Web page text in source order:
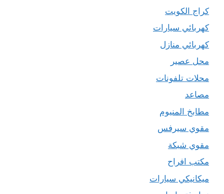
كراج الكويت
كهربائي سيارات
كهربائي منازل
محل عصير
محلات تلفونات
مصاعد
مطابخ المنيوم
مقوي سيرفس
مقوي شبكة
مكتب افراح
ميكانيكي سيارات